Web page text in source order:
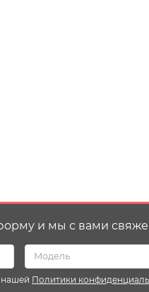
и мы с вами
нашей Политики